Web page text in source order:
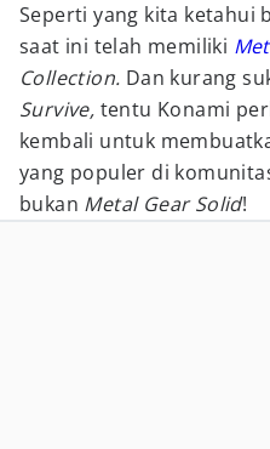
Seperti yang kita ketahui
saat ini telah memiliki
Collection. Dan kurang
Survive, tentu Konami
kembali untuk
yang populer di
bukan Metal Gear Solid!